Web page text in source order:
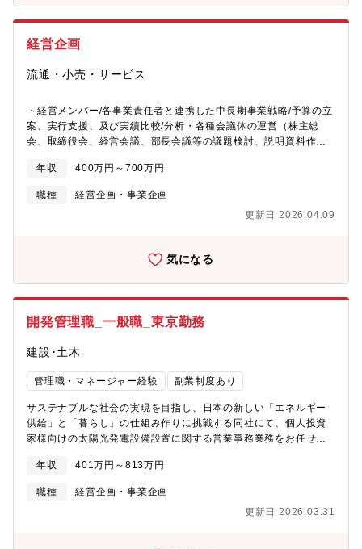
経営企画
流通・小売・サービス
・経営メンバー/各事業責任者と連携した中長期事業戦略/予算の立
案、実行支援、及び実績比較/分析・各種会議体の運営（株主総
会、取締役会、経営会議、部長会議等の議題検討、説明資料作成
ルールの整備・その他の関連業務（投資家や金融機関とのコミュ
ニケーション、資金調達、M&A検討、等）
年収 400万円～700万円
職種
経営企画・事業企画
更新日 2026.04.09
気になる
開発管理職_一般職_東京勤務
建設･土木
管理職・マネージャー経験 副業制度あり
サステナブルな社会の実現を目指し、日本の新しい「エネルギー
供給」と「暮らし」の仕組み作りに挑戦する同社にて、個人投資
家様向けの太陽光発電設備設置に関する営業事務業務をお任せし
的には、太陽光発電所や系統蓄電池等の再エネ事業における以下
の業務をお任せします。・雛形に沿った各種契約書・申請書等の
作成補助・電力・農転申請のための書類作成・準備補助(一部外注
との調整あり)・協力業者との調整、書類・情報確認・用地仕入れ
年収 401万円～813万円
職種
経営企画・事業企画
更新日 2026.03.31